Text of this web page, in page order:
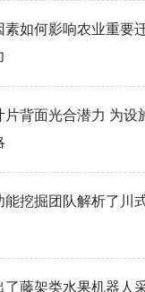
素如何影响农业重要
片背面光合潜力 为设
能挖掘团队解析了川
了藤架类水果机器人